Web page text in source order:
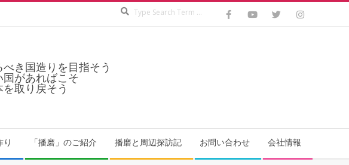
き国造りを目指そう
があればこそ
取り戻そう
り 「播磨」のご紹介 播磨と周辺探訪記 お問い合わせ 会社情報